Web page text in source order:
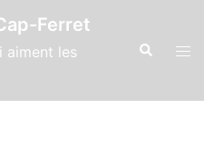
Ferret
aiment les